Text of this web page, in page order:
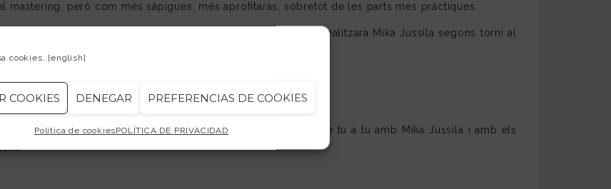
cookies. [english]
COOKIES DENEGAR PREFERENCIAS DE COOKIES
Política de cookiesPOLÍTICA DE PRIVACIDAD
mastering, però com més sàpigues, més aprofitaràs, sobretot de les parts més pràctiques.
de 50 € inclouen un tema masteritzat a Finnvox que realitzarà Mika Jussila segons torni al
grup que estiguis gravant o qualsevol cosa que se’t passi.
en traduccions.
la xerrada hi haurà un petit meet & greet on podràs parlar de tu a tu amb Mika Jussila i amb els